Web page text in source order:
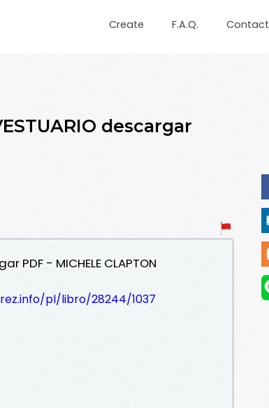
Create F.A.Q. Contact
descargar
PDF - MICHELE CLAPTON
pl/libro/28244/1037